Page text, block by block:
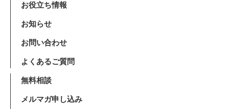
お役立ち情報
お知らせ
お問い合わせ
よくあるご質問
無料相談
メルマガ申し込み